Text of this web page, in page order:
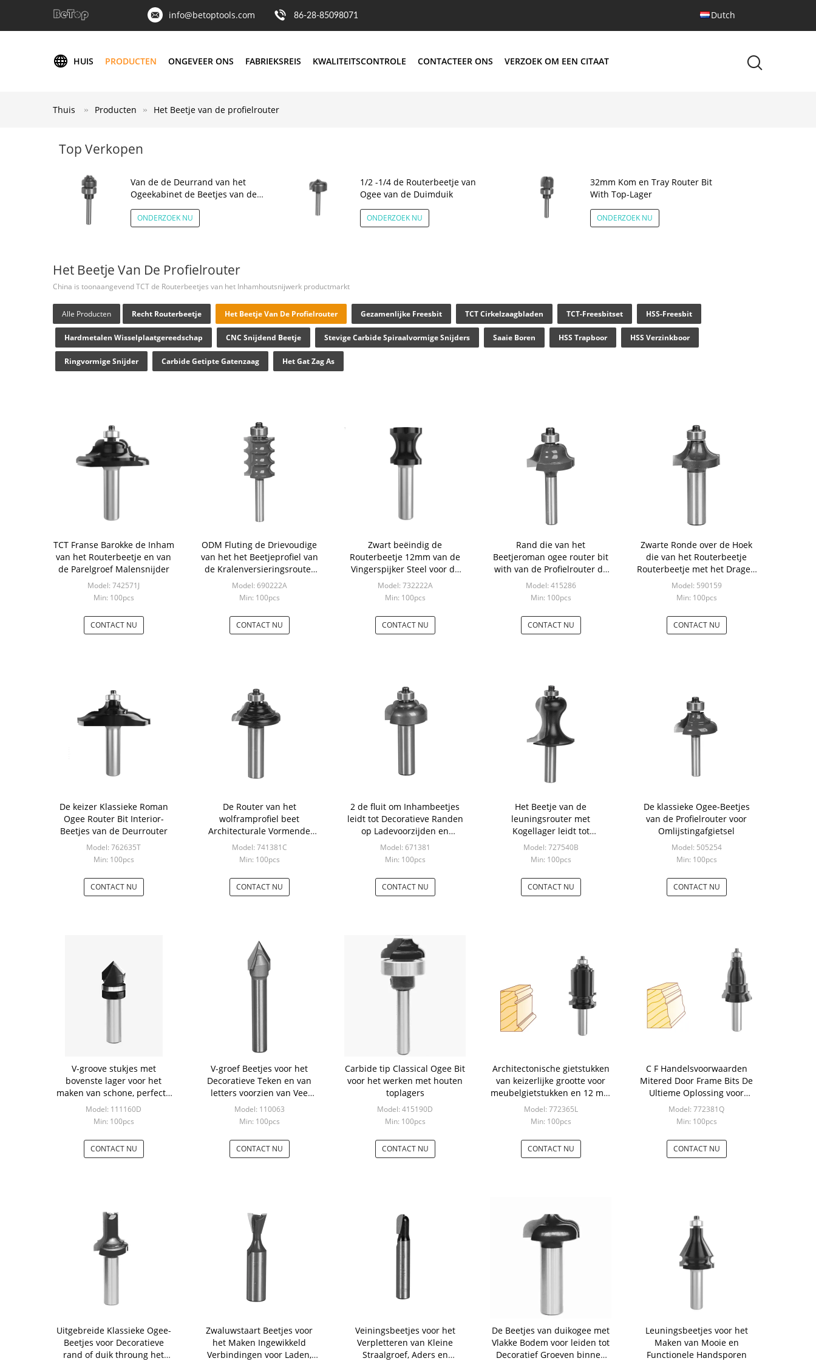
info@betoptools.com 86-28-85098071 Dutch
HUIS PRODUCTEN ONGEVEER ONS FABRIEKSREIS KWALITEITSCONTROLE CONTACTEER ONS VERZOEK OM EEN CITAAT
Thuis Producten Het Beetje van de profielrouter
Top Verkopen
Van de de Deurrand van het
Ogeekabinet de Beetjes van de
het Profielrouter
ONDERZOEK NU
1/2 -1/4 de Routerbeetje van
Ogee van de Duimduik
ONDERZOEK NU
32mm Kom en Tray Router Bit
With Top-Lager
ONDERZOEK NU
Het Beetje Van De Profielrouter
China is toonaangevend TCT de Routerbeetjes van het Inhamhoutsnijwerk productmarkt
Alle Producten Recht Routerbeetje Het Beetje Van De Profielrouter Gezamenlijke Freesbit TCT Cirkelzaagbladen TCT-Freesbitset HSS-Freesbit
Hardmetalen Wisselplaatgereedschap CNC Snijdend Beetje Stevige Carbide Spiraalvormige Snijders Saaie Boren HSS Trapboor HSS Verzinkboor
Ringvormige Snijder Carbide Getipte Gatenzaag Het Gat Zag As
TCT Franse Barokke de Inham
van het Routerbeetje en van
de Parelgroef Malensnijder
Model: 742571J
Min: 100pcs
CONTACT NU
ODM Fluting de Drievoudige
van het het Beetjeprofiel van
de Kralenversieringsrouter
Houtbewerking van het de
Routerbeetje A/B/C
Model: 690222A
Min: 100pcs
CONTACT NU
Zwart beëindig de
Routerbeetje 12mm van de
Vingerspijker Steel voor de
Hulpmiddelen van
Houtbewerkingsbetop
Model: 732222A
Min: 100pcs
CONTACT NU
Rand die van het
Beetjeroman ogee router bit
with van de Profielrouter de
Dragende Gids vormen
Model: 415286
Min: 100pcs
CONTACT NU
Zwarte Ronde over de Hoek
die van het Routerbeetje
Routerbeetje met het Dragen
van Gids rond maken
Model: 590159
Min: 100pcs
CONTACT NU
De keizer Klassieke Roman
Ogee Router Bit Interior-
Beetjes van de Deurrouter
Model: 762635T
Min: 100pcs
CONTACT NU
De Router van het
wolframprofiel beet
Architecturale Vormende
Routerbeetjes
Model: 741381C
Min: 100pcs
CONTACT NU
2 de fluit om Inhambeetjes
leidt tot Decoratieve Randen
op Ladevoorzijden en
Kabinetsdeuren
Model: 671381
Min: 100pcs
CONTACT NU
Het Beetje van de
leuningsrouter met
Kogellager leidt tot
Aantrekkelijke Leuning voor
Trappen
Model: 727540B
Min: 100pcs
CONTACT NU
De klassieke Ogee-Beetjes
van de Profielrouter voor
Omlijstingafgietsel
Model: 505254
Min: 100pcs
CONTACT NU
V-groove stukjes met
bovenste lager voor het
maken van schone, perfecte
incisies in panelen
Model: 111160D
Min: 100pcs
CONTACT NU
V-groef Beetjes voor het
Decoratieve Teken en van
letters voorzien van Vee
Grooves And Chamfering For
Model: 110063
Min: 100pcs
CONTACT NU
Carbide tip Classical Ogee Bit
voor het werken met houten
toplagers
Model: 415190D
Min: 100pcs
CONTACT NU
Architectonische gietstukken
van keizerlijke grootte voor
meubelgietstukken en 12 mm
schakel
Model: 772365L
Min: 100pcs
CONTACT NU
C F Handelsvoorwaarden
Mitered Door Frame Bits De
Ultieme Oplossing voor
Mirror Frames Crown
Moldings Chair Rails en meer
Model: 772381Q
Min: 100pcs
CONTACT NU
Uitgebreide Klassieke Ogee-
Beetjes voor Decoratieve
rand of duik throung het
Zwaluwstaart Beetjes voor
het Maken Ingewikkeld
Verbindingen voor Laden,
Veiningsbeetjes voor het
Verpletteren van Kleine
Straalgroef, Aders en
De Beetjes van duikogee met
Vlakke Bodem voor leiden tot
Decoratief Groeven binnen
Leuningsbeetjes voor het
Maken van Mooie en
Functionele Handsporen